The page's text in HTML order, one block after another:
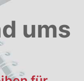
ums